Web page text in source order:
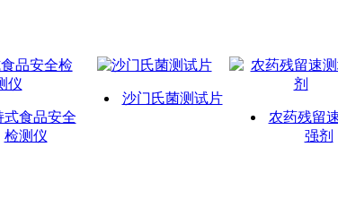
式食品安全
检测仪
沙门氏菌测试片
农药残留
强剂